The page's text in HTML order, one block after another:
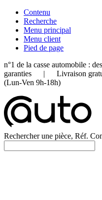
Contenu
Recherche
Menu principal
Menu client
Pied de page
n°1 de la casse automobile :
garanties | Livraison
(Lun-Ven 9h-18h)
Rechercher une pièce, Réf.